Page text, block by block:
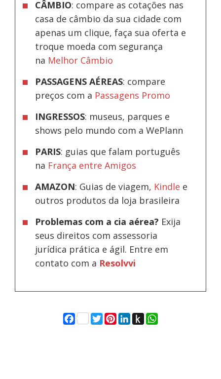
CÂMBIO: compare as cotações nas
casa de câmbio da sua cidade com
apenas um clique, faça sua oferta e
troque moeda com segurança
na Melhor Câmbio
PASSAGENS AÉREAS: compare
preços com a Passagens Promo
INGRESSOS: museus, parques e
shows pelo mundo com a WePlann
PARIS: guias que falam português
na França entre Amigos
AMAZON: Guias de viagem, Kindle e
outros produtos da loja brasileira
Problemas com a cia aérea? Exija
seus direitos com assessoria
jurídica prática e ágil. Entre em
contato com a Resolvvi
Facebook
Twitter
Pinterest
LinkedIn
Push
to
WhatsApp